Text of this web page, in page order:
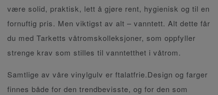
være solid, praktisk, lett å gjøre rent, hygienisk og til en
fornuftig pris. Men viktigst av alt – vanntett. Alt dette får
du med Tarketts våtromskolleksjoner, som oppfyller
strenge krav som stilles til vanntetthet i våtrom.
Samtlige av våre vinylgulv er ftalatfrie.Design og farger
finnes både for den trendbevisste, og for den som